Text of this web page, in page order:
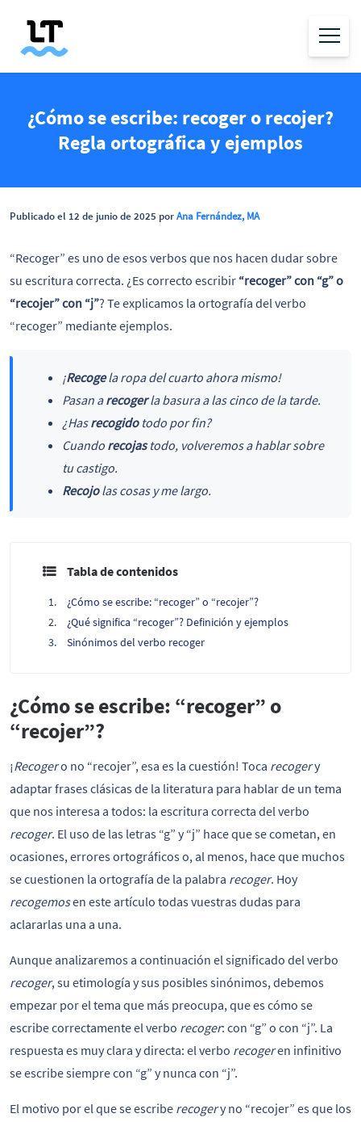
¿Cómo se escribe: recoger o recojer?
Regla ortográfica y ejemplos
Publicado el 12 de junio de 2025 porAna Fernández, MA
“Recoger” es uno de esos verbos que nos hacen dudar sobre
su escritura correcta. ¿Es correcto escribir “recoger” con “g” o
“recojer” con “j”? Te explicamos la ortografía del verbo
“recoger” mediante ejemplos.
¡Recogela ropa del cuarto ahora mismo!
Pasan arecogerla basura a las cinco de la tarde.
¿Hasrecogidotodo por fin?
Cuando recojastodo, volveremos a hablar sobre
tu castigo.
Recojolas cosas y me largo.
Tabla de contenidos
¿Cómo se escribe: “recoger” o “recojer”?
¿Qué significa “recoger”? Definición y ejemplos
Sinónimos del verbo recoger
¿Cómo se escribe: “recoger” o
“recojer”?
¡Recogero no “recojer”, esa es la cuestión! Toca recogery
adaptar frases clásicas de la literatura para hablar de un tema
que nos interesa a todos: la escritura correcta del verbo
recoger. El uso de las letras “g” y “j” hace que se cometan, en
ocasiones, errores ortográficos o, al menos, hace que muchos
se cuestionen la ortografía de la palabra recoger. Hoy
recogemosen este artículo todas vuestras dudas para
aclararlas una a una.
Aunque analizaremos a continuación el significado del verbo
recoger, su etimología y sus posibles sinónimos, debemos
empezar por el tema que más preocupa, que es cómo se
escribe correctamente el verbo recoger: con “g” o con “j”. La
respuesta es muy clara y directa: el verbo recogeren infinitivo
se escribe siempre con “g” y nunca con “j”.
El motivo por el que se escribe recogery no “recojer” es que los